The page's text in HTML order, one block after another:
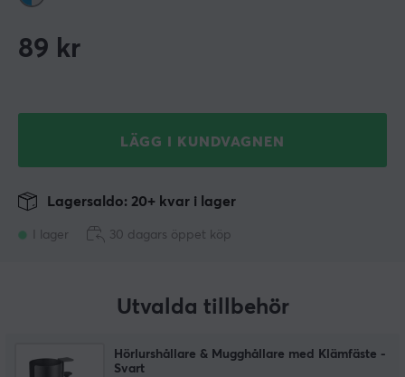
89 kr
LÄGG I KUNDVAGNEN
I lager
Lagersaldo: 20+ kvar i lager
30 dagars öppet köp
Utvalda tillbehör
Hörlurshållare & Mugghållare med Klämfäste -
Svart